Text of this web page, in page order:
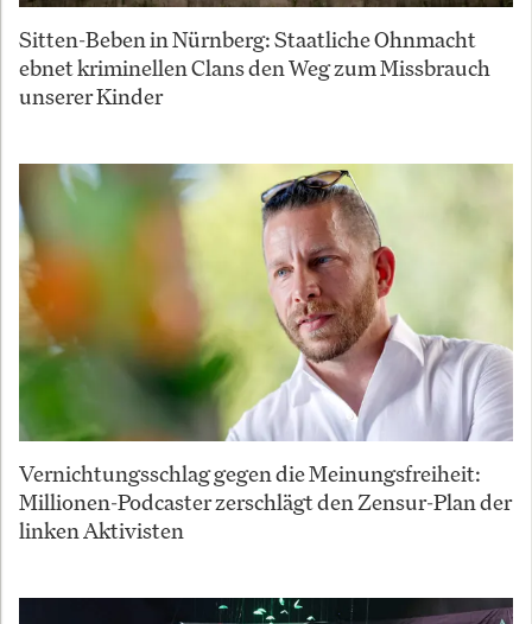
Sitten-Beben in Nürnberg: Staatliche Ohnmacht
ebnet kriminellen Clans den Weg zum Missbrauch
unserer Kinder
Vernichtungsschlag gegen die Meinungsfreiheit:
Millionen-Podcaster zerschlägt den Zensur-Plan der
linken Aktivisten